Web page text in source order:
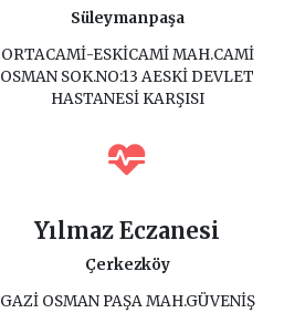
Süleymanpaşa
ORTACAMİ-ESKİCAMİ MAH.CAMİ
OSMAN SOK.NO:13 AESKİ DEVLET
HASTANESİ KARŞISI
Yılmaz Eczanesi
Çerkezköy
GAZİ OSMAN PAŞA MAH.GÜVENİŞ